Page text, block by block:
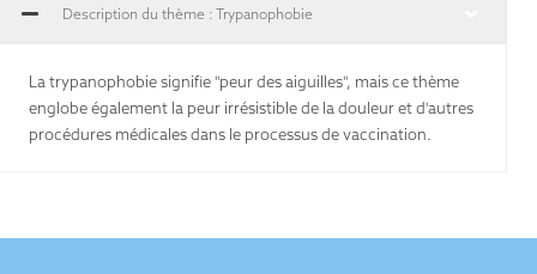
Description du thème : Trypanophobie
La trypanophobie signifie "peur des aiguilles", mais ce thème
englobe également la peur irrésistible de la douleur et d'autres
procédures médicales dans le processus de vaccination.